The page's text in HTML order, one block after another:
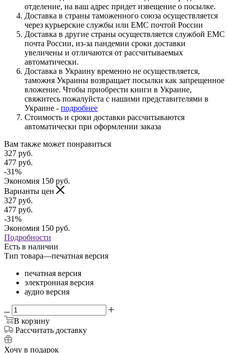
отделение, на ваш адрес придет извещение о посылке.
Доставка в страны таможенного союза осуществляется
через курьерские службы или ЕМС почтой России
Доставка в другие страны осуществляется службой ЕМС
почта России, из-за пандемии сроки доставки
увеличены и отличаются от рассчитываемых
автоматически.
Доставка в Украину временно не осуществляется,
таможня Украины возвращает посылки как запрещенное
вложение. Чтобы приобрести книги в Украине,
свяжитесь пожалуйста с нашими представителями в
Украине - подробнее
Стоимость и сроки доставки рассчитываются
автоматически при оформлении заказа
Вам также может понравиться
327 руб.
477 руб.
-31%
Экономия 150 руб.
Варианты цен
327 руб.
477 руб.
-31%
Экономия 150 руб.
Подробности
Есть в наличии
Тип товара—печатная версия
печатная версия
электронная версия
аудио версия
В корзину
Рассчитать доставку
Хочу в подарок